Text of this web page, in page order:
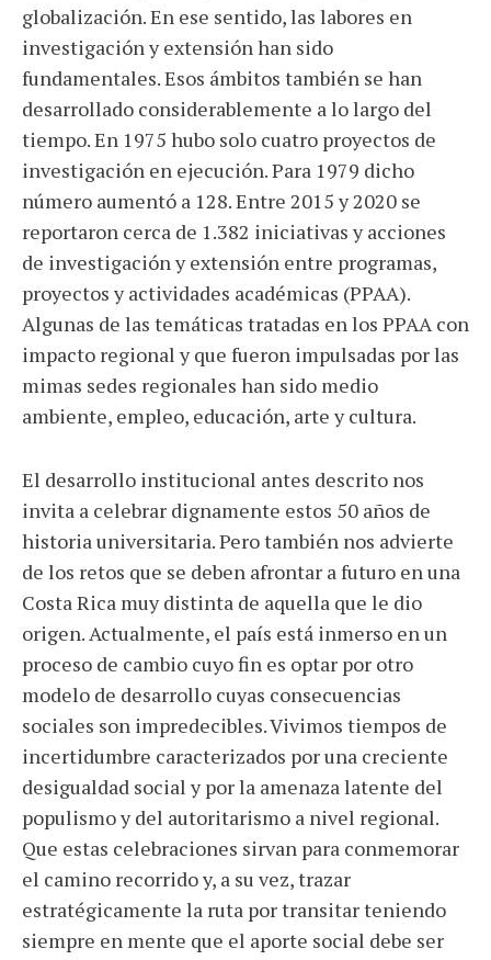
globalización. En ese sentido, las labores en
investigación y extensión han sido
fundamentales. Esos ámbitos también se han
desarrollado considerablemente a lo largo del
tiempo. En 1975 hubo solo cuatro proyectos de
investigación en ejecución. Para 1979 dicho
número aumentó a 128. Entre 2015 y 2020 se
reportaron cerca de 1.382 iniciativas y acciones
de investigación y extensión entre programas,
proyectos y actividades académicas (PPAA).
Algunas de las temáticas tratadas en los PPAA con
impacto regional y que fueron impulsadas por las
mimas sedes regionales han sido medio
ambiente, empleo, educación, arte y cultura.
El desarrollo institucional antes descrito nos
invita a celebrar dignamente estos 50 años de
historia universitaria. Pero también nos advierte
de los retos que se deben afrontar a futuro en una
Costa Rica muy distinta de aquella que le dio
origen. Actualmente, el país está inmerso en un
proceso de cambio cuyo fin es optar por otro
modelo de desarrollo cuyas consecuencias
sociales son impredecibles. Vivimos tiempos de
incertidumbre caracterizados por una creciente
desigualdad social y por la amenaza latente del
populismo y del autoritarismo a nivel regional.
Que estas celebraciones sirvan para conmemorar
el camino recorrido y, a su vez, trazar
estratégicamente la ruta por transitar teniendo
siempre en mente que el aporte social debe ser